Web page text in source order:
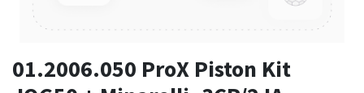
01.2006.050 ProX Piston Kit